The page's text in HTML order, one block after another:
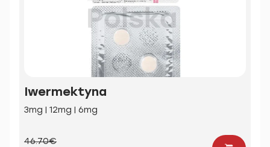
Iwermektyna
3mg | 12mg | 6mg
46.70€